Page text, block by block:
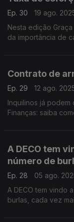
Ep. 30
19 ago.
Nesta edição Graça
da importância de
Contrato de
Ep. 29
12 ago.
Inquilinos já
Finanças: saiba
A DECO tem
número de
Ep. 28
05 ago.
A DECO tem vindo
burlas, cada vez